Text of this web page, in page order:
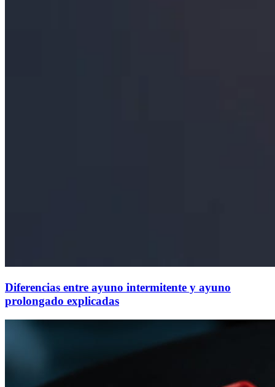
Diferencias entre ayuno intermitente y ayuno
prolongado explicadas